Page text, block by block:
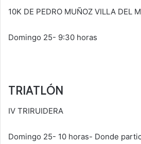
10K DE PEDRO MUÑOZ VILLA DEL
Domingo 25- 9:30 horas
TRIATLÓN
IV TRIRUIDERA
Domingo 25- 10 horas- Donde